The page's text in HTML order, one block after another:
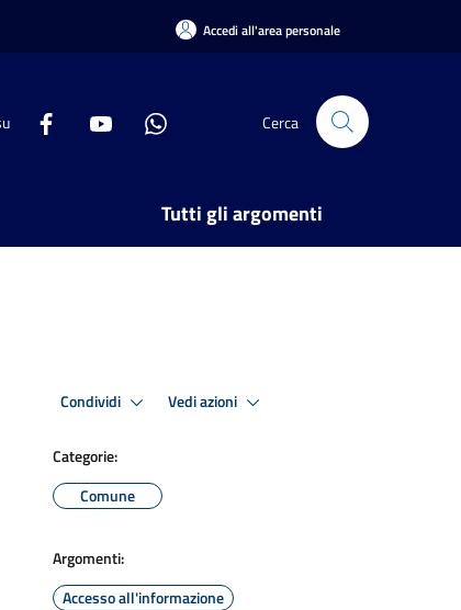
Accedi all'area personale
Cerca
Tutti gli argomenti
Condividi Vedi azioni
Categorie:
Comune
Argomenti:
Accesso all'informazione